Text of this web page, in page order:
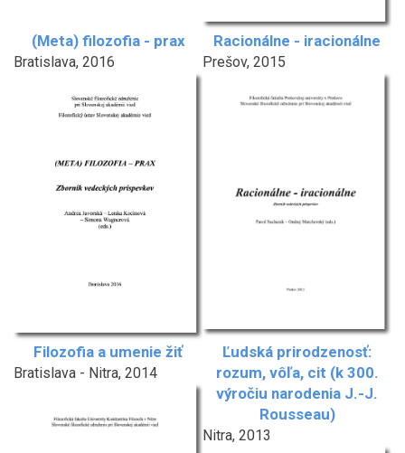
(Meta) filozofia - prax
Bratislava, 2016
Racionálne - iracionálne
Prešov, 2015
Filozofia a umenie žiť
Bratislava - Nitra, 2014
Ľudská prirodzenosť:
rozum, vôľa, cit (k 300.
výročiu narodenia J.-J.
Rousseau)
Nitra, 2013